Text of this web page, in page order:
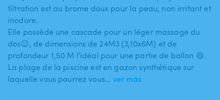
filtration est au brome doux pour la peau​,​ non irritant et
inodore.
Elle possède une cascade pour un léger massage du
dos😉​,​ de dimensions de 24M3 (3​,​10x6M) et de
profondeur 1​,​50 M l'idéal pour une partie de ballon 😄.
La plage de la piscine est en gazon synthétique sur
laquelle vous pourrez vous… ver más